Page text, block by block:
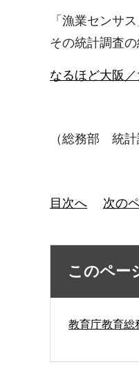
「漁業センサ
その統計調査
なるほど大阪
（総務部 統計
目次へ 次の
このペー
教育庁教育総